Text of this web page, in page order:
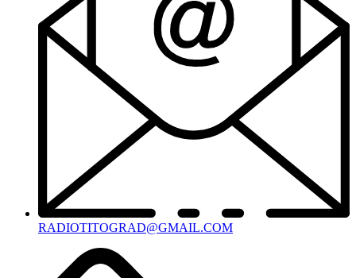
RADIOTITOGRAD@GMAIL.COM